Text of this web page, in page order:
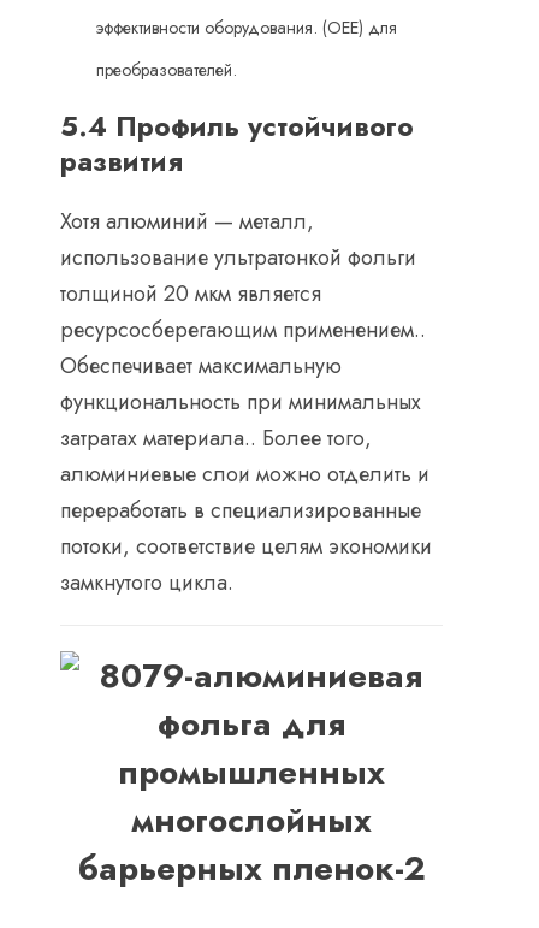
эффективности оборудования. (ОЕЕ) для
преобразователей.
5.4 Профиль устойчивого
развития
Хотя алюминий — металл,
использование ультратонкой фольги
толщиной 20 мкм является
ресурсосберегающим применением..
Обеспечивает максимальную
функциональность при минимальных
затратах материала.. Более того,
алюминиевые слои можно отделить и
переработать в специализированные
потоки, соответствие целям экономики
замкнутого цикла.